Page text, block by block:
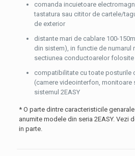
comanda incuietoare
tastatura sau cititor de cartele/
de exterior
distante mari de cablare 100-
din sistem), in functie de numarul
sectiunea conductoarelor folosite
compatibilitate cu toate posturile
(camere videointerfon, monitoare
sistemul 2EASY
* O parte dintre caracteristicile
anumite modele din seria 2EASY. Vezi
in parte.